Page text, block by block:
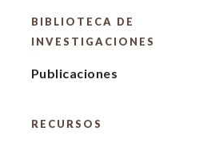
BIBLIOTECA DE
INVESTIGACIONES
Publicaciones
RECURSOS